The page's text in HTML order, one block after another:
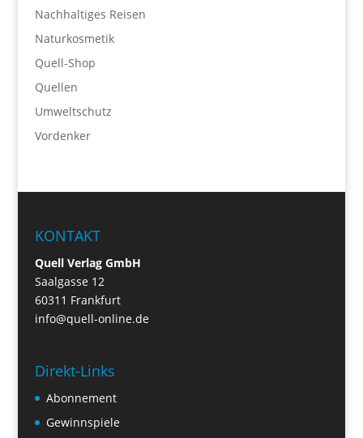
Nachhaltiges Reisen
Naturkosmetik
Quell-Shop
Quellen
Umweltschutz
Vordenker
KONTAKT
Quell Verlag GmbH
Saalgasse 12
60311 Frankfurt
info@quell-online.de
Direkt-Links
Abonnement
Gewinnspiele